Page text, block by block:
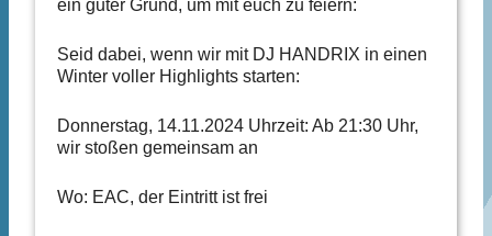
ein guter Grund, um mit euch zu feiern:
Seid dabei, wenn wir mit DJ HANDRIX in einen
Winter voller Highlights starten:
Donnerstag, 14.11.2024 Uhrzeit: Ab 21:30 Uhr,
wir stoßen gemeinsam an
Wo: EAC, der Eintritt ist frei